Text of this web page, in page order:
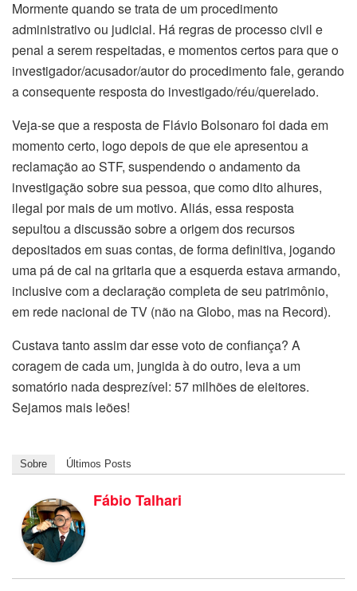
Mormente quando se trata de um procedimento
administrativo ou judicial. Há regras de processo civil e
penal a serem respeitadas, e momentos certos para que o
investigador/acusador/autor do procedimento fale, gerando
a consequente resposta do investigado/réu/querelado.
Veja-se que a resposta de Flávio Bolsonaro foi dada em
momento certo, logo depois de que ele apresentou a
reclamação ao STF, suspendendo o andamento da
investigação sobre sua pessoa, que como dito alhures,
ilegal por mais de um motivo. Aliás, essa resposta
sepultou a discussão sobre a origem dos recursos
depositados em suas contas, de forma definitiva, jogando
uma pá de cal na gritaria que a esquerda estava armando,
inclusive com a declaração completa de seu patrimônio,
em rede nacional de TV (não na Globo, mas na Record).
Custava tanto assim dar esse voto de confiança? A
coragem de cada um, jungida à do outro, leva a um
somatório nada desprezível: 57 milhões de eleitores.
Sejamos mais leões!
Sobre Últimos Posts
Fábio Talhari